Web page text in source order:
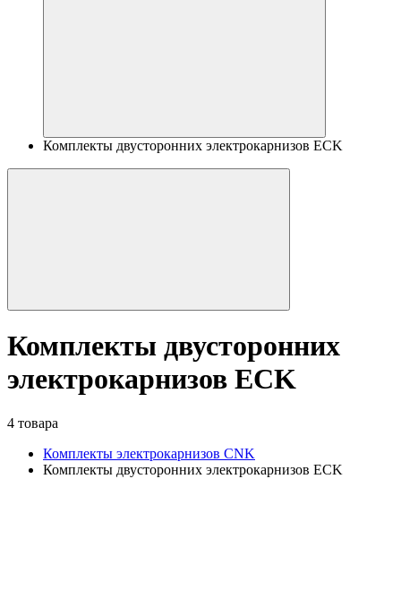
Комплекты двусторонних электрокарнизов ECK
Комплекты двусторонних
электрокарнизов ECK
4 товара
Комплекты электрокарнизов CNK
Комплекты двусторонних электрокарнизов ECK